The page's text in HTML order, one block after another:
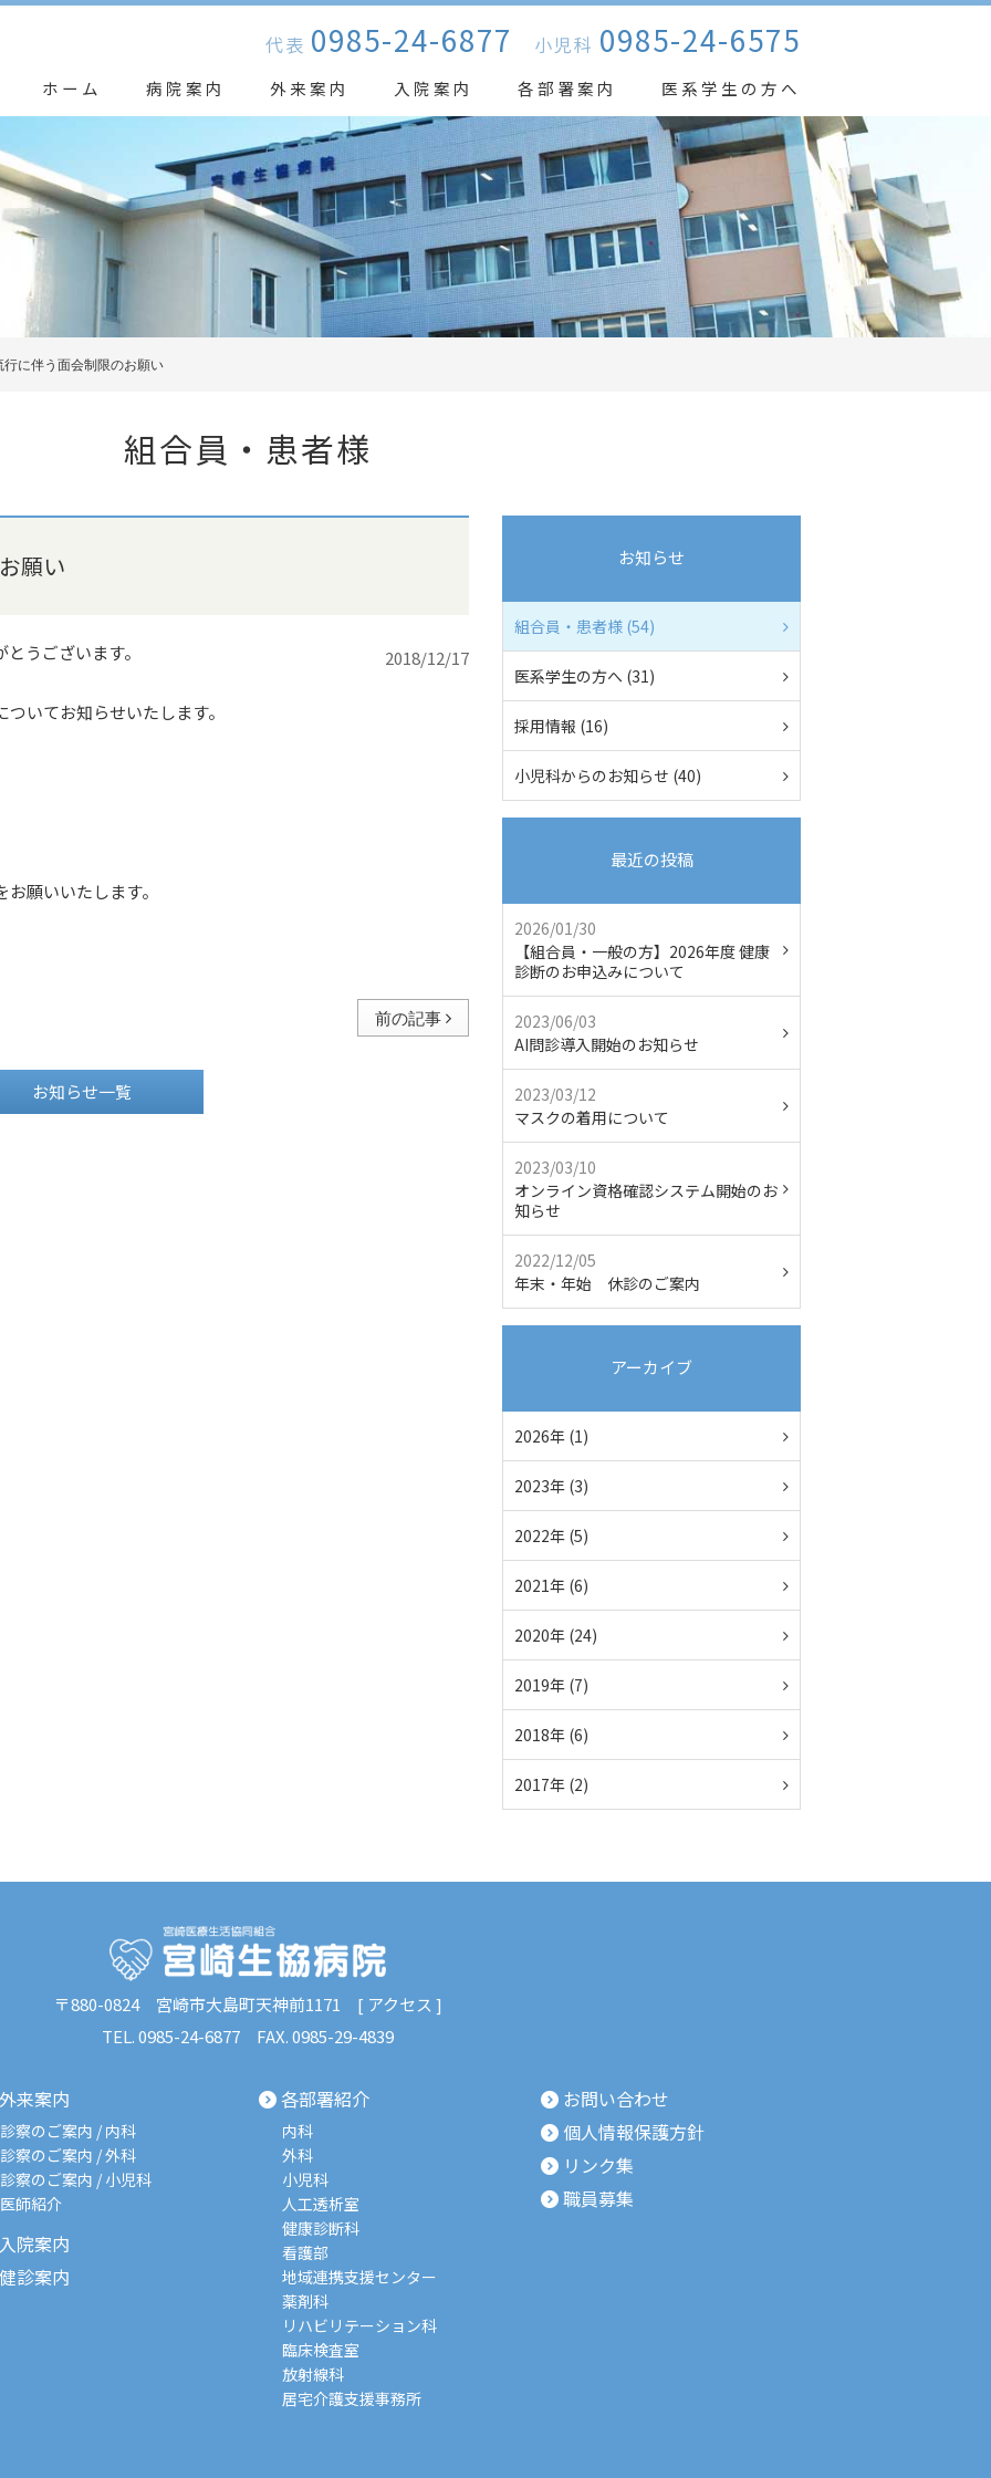
代表 0985-24-6877 小児科 0985-24-6575
ホーム 病院案内 外来案内 入院案内 各部署案内 医系学生の方へ
行に伴う面会制限のお願い
組合員・患者様
願い
2018/12/17
うございます。
いてお知らせいたします。
願いいたします。
前の記事
お知らせ一覧
お知らせ
組合員・患者様 (54)
医系学生の方へ (31)
採用情報 (16)
小児科からのお知らせ (40)
最近の投稿
2026/01/30
【組合員・一般の方】2026年度 健康
診断のお申込みについて
2023/06/03
AI問診導入開始のお知らせ
2023/03/12
マスクの着用について
2023/03/10
オンライン資格確認システム開始のお
知らせ
2022/12/05
年末・年始 休診のご案内
アーカイブ
2026年 (1)
2023年 (3)
2022年 (5)
2021年 (6)
2020年 (24)
2019年 (7)
2018年 (6)
2017年 (2)
〒880-0824 宮崎市大島町天神前1171 [ アクセス ]
TEL.0985-24-6877 FAX. 0985-29-4839
外来案内
診察のご案内 / 内科
診察のご案内 / 外科
診察のご案内 / 小児科
医師紹介
入院案内
健診案内
各部署紹介
内科
外科
小児科
人工透析室
健康診断科
看護部
地域連携支援センター
薬剤科
リハビリテーション科
臨床検査室
放射線科
居宅介護支援事務所
お問い合わせ
個人情報保護方針
リンク集
職員募集